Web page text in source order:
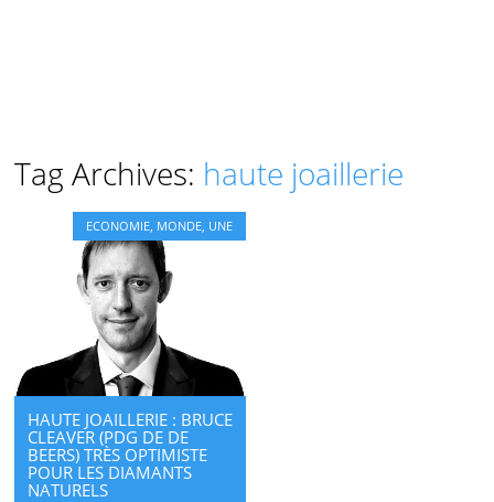
Tag Archives: haute joaillerie
ECONOMIE MONDE UNE
HAUTE JOAILLERIE : BRUCE
CLEAVER (PDG DE DE
BEERS) TRÈS OPTIMISTE
POUR LES DIAMANTS
NATURELS